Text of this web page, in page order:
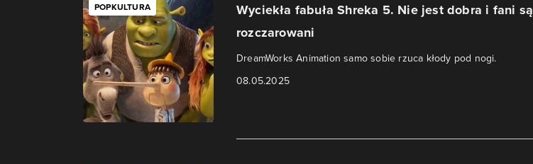
POPKULTURA
Wyciekła fabuła Shreka 5. Nie jest dobra i fani są
rozczarowani
DreamWorks Animation samo sobie rzuca kłody pod nogi.
08.05.2025